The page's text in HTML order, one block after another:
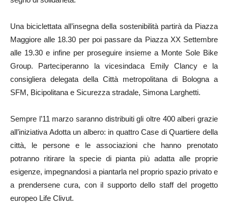
Una biciclettata all’insegna della sostenibilità partirà da Piazza
Maggiore alle 18.30 per poi passare da Piazza XX Settembre
alle 19.30 e infine per proseguire insieme a Monte Sole Bike
Group. Parteciperanno la vicesindaca Emily Clancy e la
consigliera delegata della Città metropolitana di Bologna a
SFM, Bicipolitana e Sicurezza stradale, Simona Larghetti.
Sempre l’11 marzo saranno distribuiti gli oltre 400 alberi grazie
all’iniziativa Adotta un albero: in quattro Case di Quartiere della
città, le persone e le associazioni che hanno prenotato
potranno ritirare la specie di pianta più adatta alle proprie
esigenze, impegnandosi a piantarla nel proprio spazio privato e
a prendersene cura, con il supporto dello staff del progetto
europeo Life Clivut.